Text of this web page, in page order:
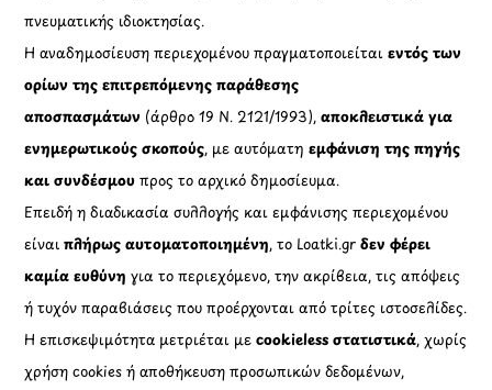
πνευματικής ιδιοκτησίας.
Η αναδημοσίευση περιεχομένου πραγματοποιείταιεντός των
ορίων της επιτρεπόμενης παράθεσης
αποσπασμάτων (άρθρο 19 Ν. 2121/1993), αποκλειστικά για
ενημερωτικούς σκοπούς, με αυτόματηεμφάνιση της πηγής
και συνδέσμου προς το αρχικό δημοσίευμα.
Επειδή η διαδικασία συλλογής και εμφάνισης περιεχομένου
είναιπλήρως αυτοματοποιημένη, το Loatki.grδεν φέρει
καμία ευθύνη για το περιεχόμενο, την ακρίβεια, τις απόψεις
ή τυχόν παραβιάσεις που προέρχονται από τρίτες ιστοσελίδες.
Η επισκεψιμότητα μετριέται μεcookieless στατιστικά, χωρίς
χρήση cookies ή αποθήκευση προσωπικών δεδομένων,